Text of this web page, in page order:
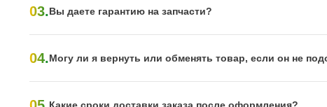
03.Вы даете гарантию на запчасти?
04.Могу ли я вернуть или обменять товар, если он не
Какие сроки доставки заказа после оформления?